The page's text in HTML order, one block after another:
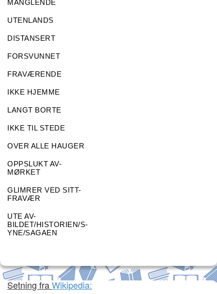
MANGLENDE
UTENLANDS
DISTANSERT
FORSVUNNET
FRAVÆRENDE
IKKE HJEMME
LANGT BORTE
IKKE TIL STEDE
OVER ALLE HAUGER
OPPSLUKT AV-
MØRKET
GLIMRER VED SITT-
FRAVÆR
UTE AV-
BILDET/HISTORIEN/S-
YNE/SAGAEN
Setning fraWikipedia: